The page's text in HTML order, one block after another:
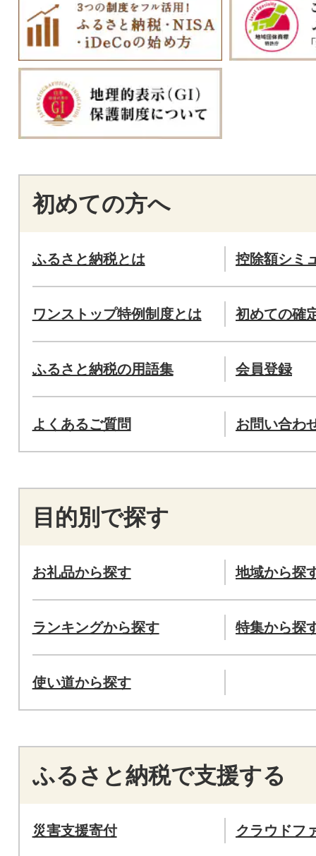
初めての方へ
ふるさと納税とは 控除額シミ
ワンストップ特例制度とは 初めての確
ふるさと納税の用語集 会員登録
よくあるご質問 お問い合わ
目的別で探す
お礼品から探す 地域から探
ランキングから探す 特集から探
使い道から探す
ふるさと納税で支援する
災害支援寄付 クラウドフ